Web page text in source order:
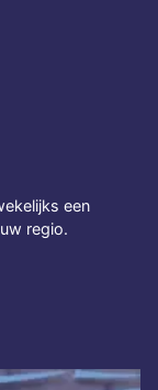
een
regio.